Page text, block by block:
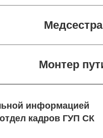
Медсестра
Монтер
информацией
кадров ГУП СК